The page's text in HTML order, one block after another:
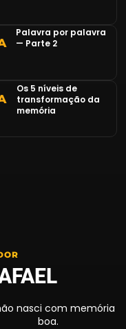
Palavra por palavra
— Parte 2
Os 5 níveis de
transformação da
memória
nasci com memória
boa.